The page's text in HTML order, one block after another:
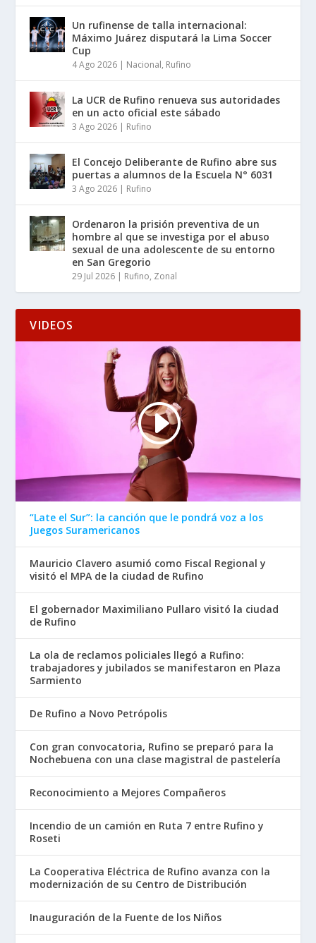
Un rufinense de talla internacional:
Máximo Juárez disputará la Lima Soccer
Cup
4 Ago 2026 | Nacional, Rufino
La UCR de Rufino renueva sus autoridades
en un acto oficial este sábado
3 Ago 2026 | Rufino
El Concejo Deliberante de Rufino abre sus
puertas a alumnos de la Escuela N° 6031
3 Ago 2026 | Rufino
Ordenaron la prisión preventiva de un
hombre al que se investiga por el abuso
sexual de una adolescente de su entorno
en San Gregorio
29 Jul 2026 | Rufino, Zonal
VIDEOS
“Late el Sur”: la canción que le pondrá voz a los
Juegos Suramericanos
Mauricio Clavero asumió como Fiscal Regional y
visitó el MPA de la ciudad de Rufino
El gobernador Maximiliano Pullaro visitó la ciudad
de Rufino
La ola de reclamos policiales llegó a Rufino:
trabajadores y jubilados se manifestaron en Plaza
Sarmiento
De Rufino a Novo Petrópolis
Con gran convocatoria, Rufino se preparó para la
Nochebuena con una clase magistral de pastelería
Reconocimiento a Mejores Compañeros
Incendio de un camión en Ruta 7 entre Rufino y
Roseti
La Cooperativa Eléctrica de Rufino avanza con la
modernización de su Centro de Distribución
Inauguración de la Fuente de los Niños